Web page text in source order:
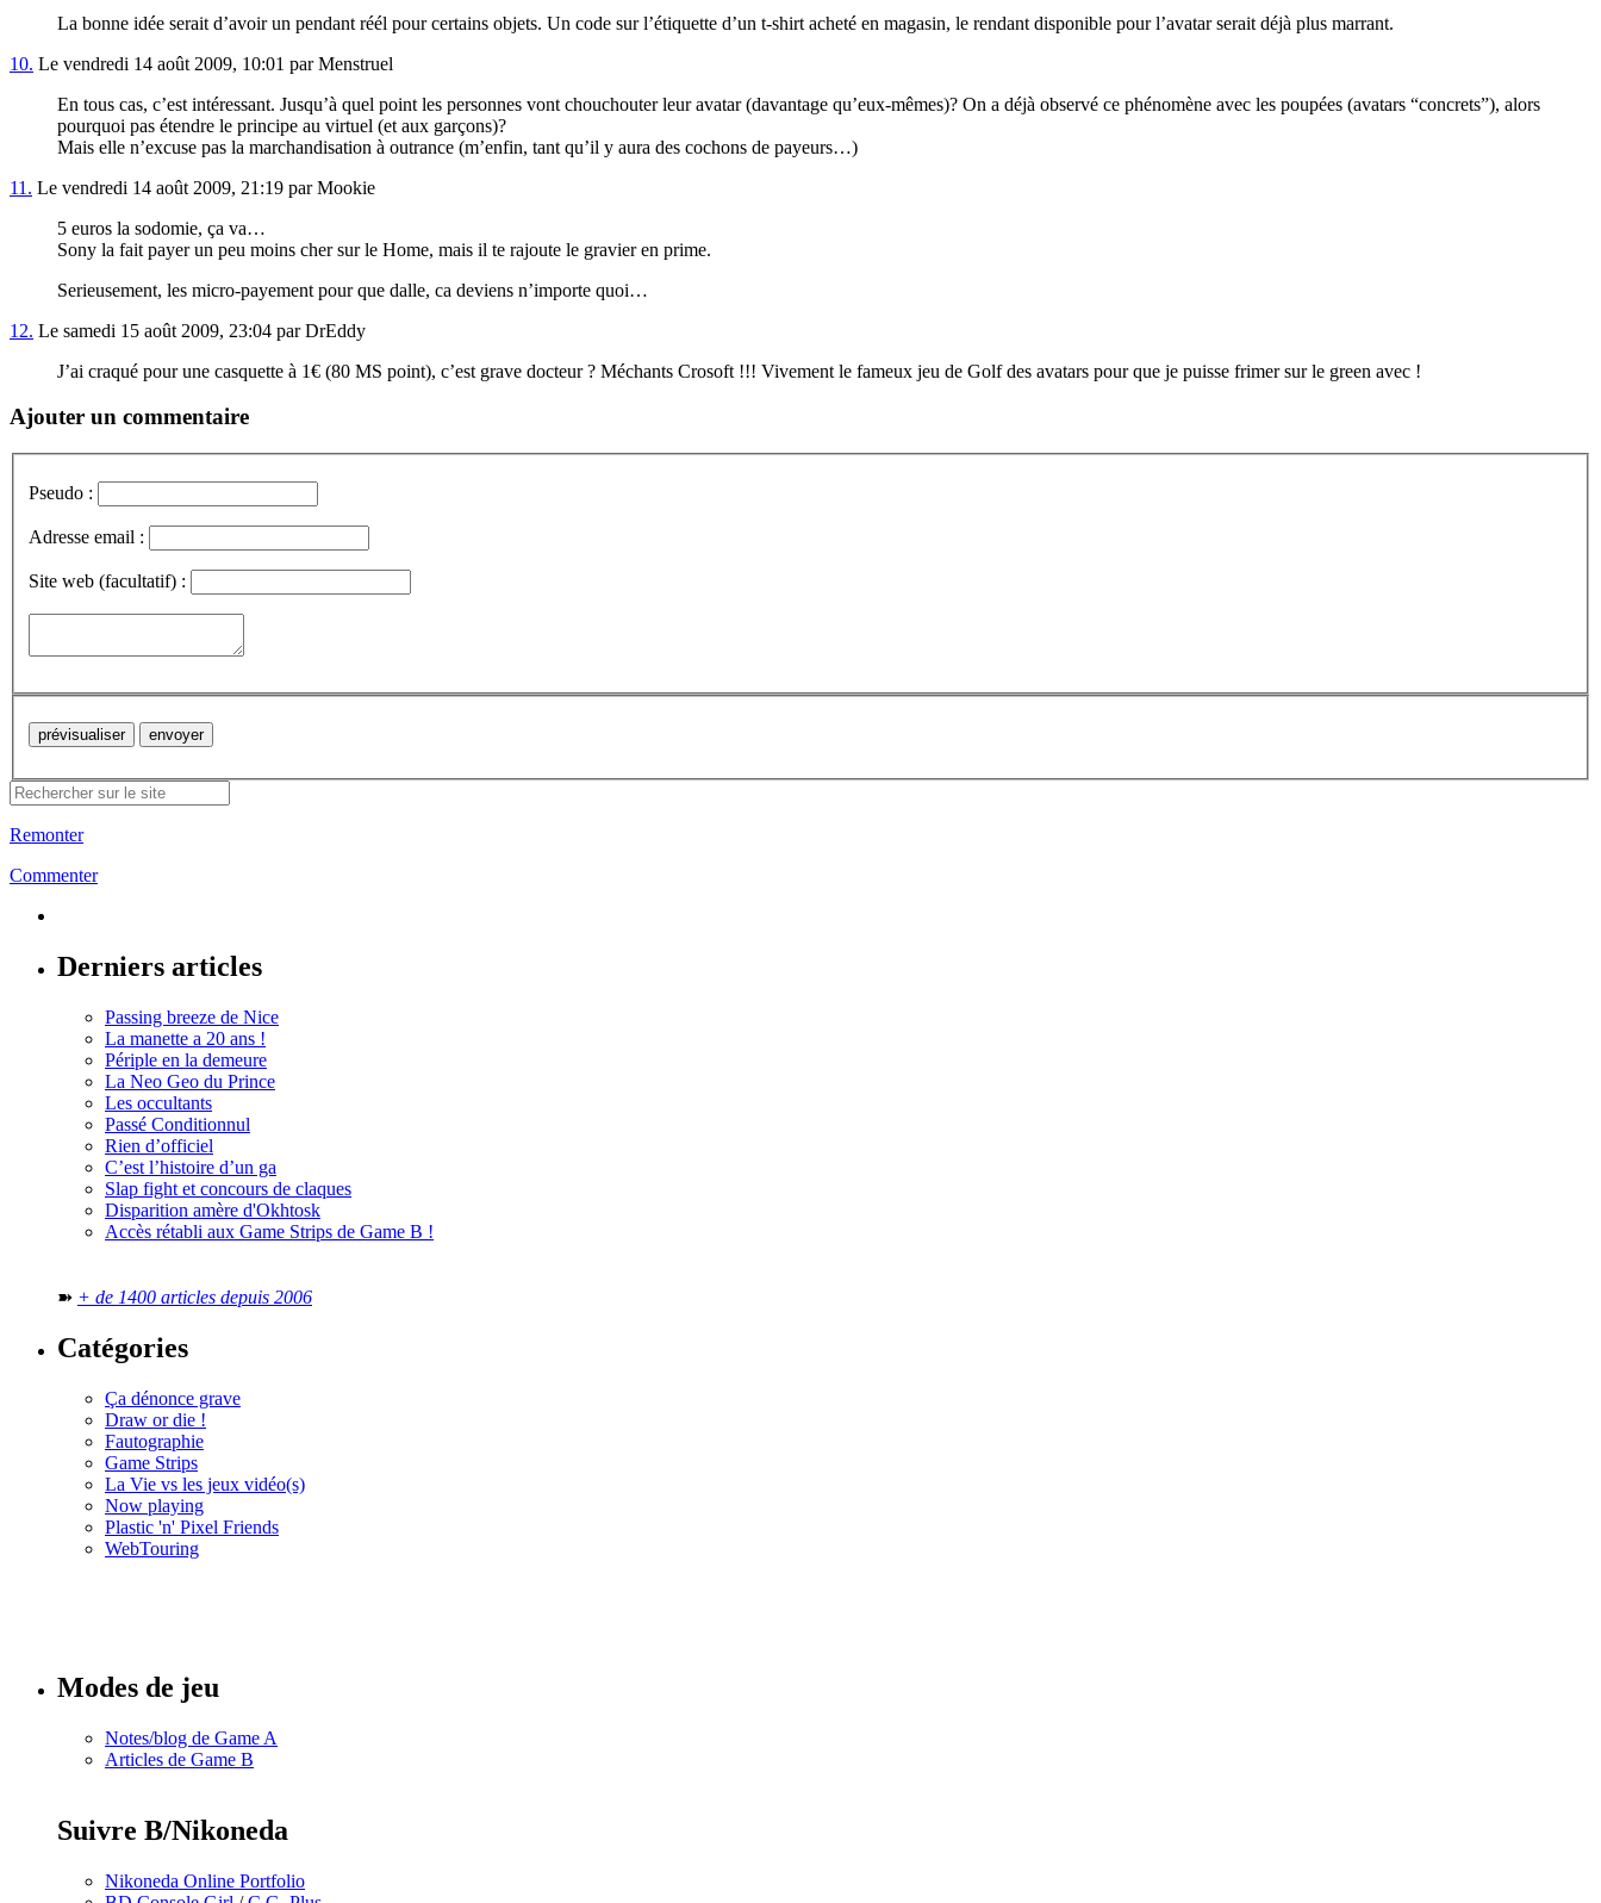
La bonne idée serait d’avoir un pendant réél pour certains objets. Un code sur l’étiquette d’un t-shirt acheté en magasin, le rendant disponible pour l’avatar serait déjà plus marrant.
10. Le vendredi 14 août 2009, 10:01 par Menstruel
En tous cas, c’est intéressant. Jusqu’à quel point les personnes vont chouchouter leur avatar (davantage qu’eux-mêmes)? On a déjà observé ce phénomène avec les poupées (avatars “concrets”), alors
pourquoi pas étendre le principe au virtuel (et aux garçons)?
Mais elle n’excuse pas la marchandisation à outrance (m’enfin, tant qu’il y aura des cochons de payeurs…)
11. Le vendredi 14 août 2009, 21:19 par Mookie
5 euros la sodomie, ça va…
Sony la fait payer un peu moins cher sur le Home, mais il te rajoute le gravier en prime.
Serieusement, les micro-payement pour que dalle, ca deviens n’importe quoi…
12. Le samedi 15 août 2009, 23:04 par DrEddy
J’ai craqué pour une casquette à 1€ (80 MS point), c’est grave docteur ? Méchants Crosoft !!! Vivement le fameux jeu de Golf des avatars pour que je puisse frimer sur le green avec !
Ajouter un commentaire
Pseudo :
Adresse email :
Site web (facultatif) :
Remonter
Commenter
Derniers articles
Passing breeze de Nice
La manette a 20 ans !
Périple en la demeure
La Neo Geo du Prince
Les occultants
Passé Conditionnul
Rien d’officiel
C’est l’histoire d’un ga
Slap fight et concours de claques
Disparition amère d'Okhtosk
Accès rétabli aux Game Strips de Game B !
➽ + de 1400 articles depuis 2006
Catégories
Ça dénonce grave
Draw or die !
Fautographie
Game Strips
La Vie vs les jeux vidéo(s)
Now playing
Plastic 'n' Pixel Friends
WebTouring
Modes de jeu
Notes/blog de Game A
Articles de Game B
Suivre B/Nikoneda
Nikoneda Online Portfolio